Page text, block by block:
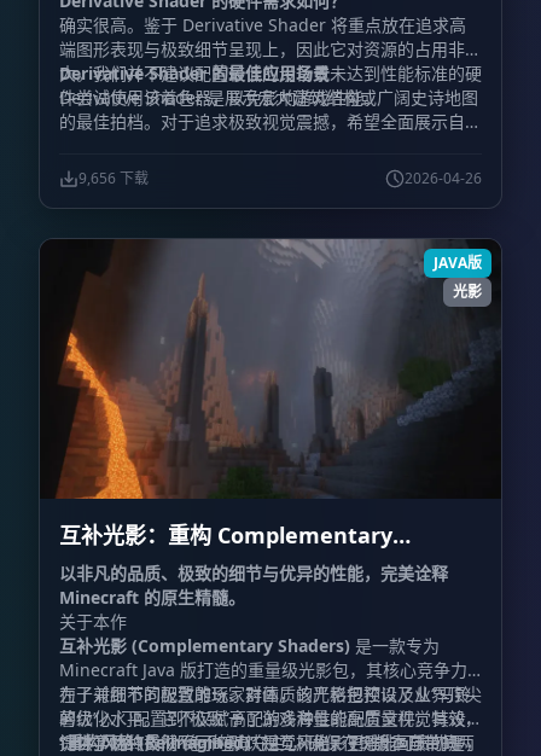
确实很高。鉴于 Derivative Shader 将重点放在追求高
端图形表现与极致细节呈现上，因此它对资源的占用非常
大。我们并不建议配置较低的设备或未达到性能标准的硬
件尝试使用该着色器，以免影响游戏性能。
Derivative Shader 的最佳应用场景
Derivative Shader 是展示宏大建筑结构或广阔史诗地图
的最佳拍档。对于追求极致视觉震撼，希望全面展示自己
择。9,656 下载 2026-04-26
JAVA版
光影
互补光影：重构 Complementary
Shaders - Reimagined
以非凡的品质、极致的细节与优异的性能，完美诠释
Minecraft 的原生精髓。
关于本作
互补光影 (Complementary Shaders) 是一款专为
Minecraft Java 版打造的重量级光影包，其核心竞争力
在于对细节的极致雕琢、对画质的严格把控以及业界顶尖
的优化水平。它不仅赋予了游戏海量的高质量视觉特效，
提供了两种截然不同的默认视觉风格，更难能可贵的是，
为了兼顾不同配置的玩家群体，该光影包预设了从“马铃
薯级”入门配置到“极致”高配的多种性能配置文件。其设
计哲学始终贯彻“绝不喧宾夺主”，确保在提升画质的同
“重构风格 (Reimagined)”是互补光影 r5 版本自带的两